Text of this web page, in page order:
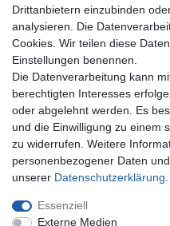
AGB
Zahlung
Drittanbietern einzubinden
analysieren. Die
Cookies. Wir teilen diese
Einstellungen benennen.
Die Datenverarbeitung kann
berechtigten Interesses
oder abgelehnt werden. Es
und die Einwilligung zu einem
zu widerrufen. Weitere
personenbezogener Daten
unserer Daten­schutz­erklärung
Essenziell
Externe Medien